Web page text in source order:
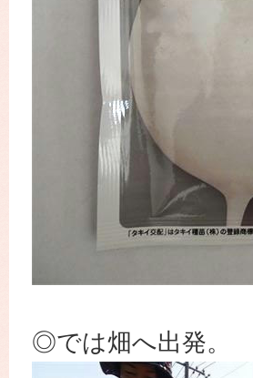
◎では畑へ出発。